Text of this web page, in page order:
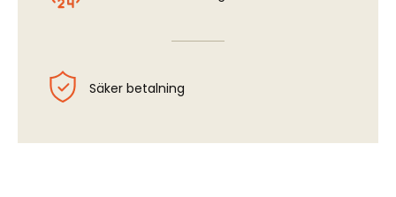
Säker betalning